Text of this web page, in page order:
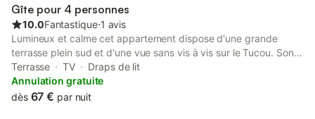
Gîte pour 4 personnes
10.0Fantastique⋅1 avis
Lumineux et calme cet appartement dispose d'une grande
terrasse plein sud et d'une vue sans vis à vis sur le Tucou. Son
balcon à l'est vous offre les premiers rayons du soleil. Le
logement L' appartement fait l'objet d'améliorations fréquentes,
mise au goût du jour, amélioration du confort. Cet hiver, des
Terrasse TV
Draps de lit
Annulation gratuite
dès 67 € par nuit